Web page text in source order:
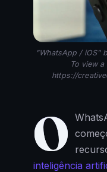
"WhatsApp / iOS"
To view
https://
O
inteligência